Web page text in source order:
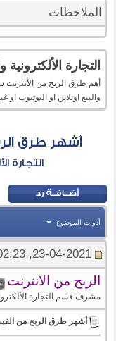
الملاحظات
التجارة
أهم طرق الربح من الأنترنت
والبيع اونلاين او اليوتيوب او
أشهر طرق
التجارة
أدوات الموضوع
23-04-2021, 02:23 AM
الربح من الانترنت
مشرف قسم التجارة
أشهر طرق الربح من